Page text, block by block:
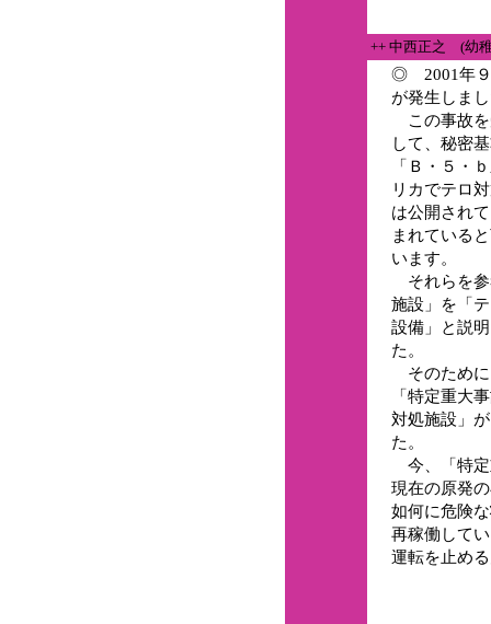
++ 中西正之 (幼
◎ 2001年９
が発生しま
この事故を
して、秘密
「Ｂ・５・
リカでテロ
は公開され
まれている
います。
それらを参
施設」を「
設備」と説
た。
そのために
「特定重大
対処施設」
た。
今、「特定
現在の原発
如何に危険
再稼働して
運転を止め